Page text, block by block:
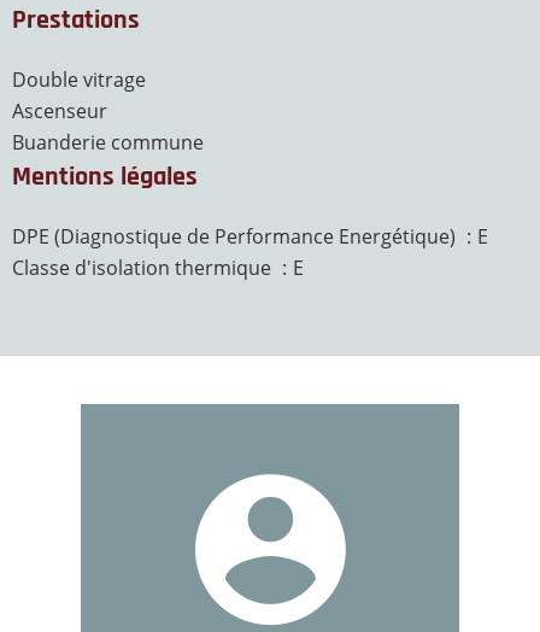
Prestations
Double vitrage
Ascenseur
Buanderie commune
Mentions légales
DPE (Diagnostique de Performance Energétique)
E
Classe d'isolation thermique
E